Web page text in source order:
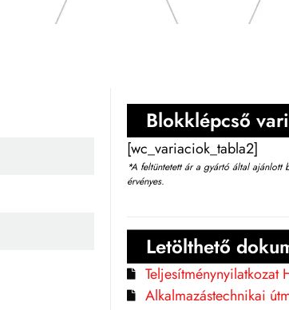
Blokklépcső
[wc_variaciok_tabla2]
*A feltüntetett ár a gyártó által
érvényes.
Letölthető
Teljesítménynyilatkozat
Alkalmazástechnikai